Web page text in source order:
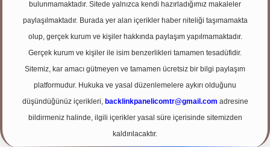
bulunmamaktadır. Sitede yalnızca kendi hazırladığımız makaleler
paylaşılmaktadır. Burada yer alan içerikler haber niteliği taşımamakta
olup, gerçek kurum ve kişiler hakkında paylaşım yapılmamaktadır.
Gerçek kurum ve kişiler ile isim benzerlikleri tamamen tesadüfidir.
Sitemiz, kar amacı gütmeyen ve tamamen ücretsiz bir bilgi paylaşım
platformudur. Hukuka ve yasal düzenlemelere aykırı olduğunu
düşündüğünüz içerikleri, backlinkpanelicomtr@gmail.com adresine
bildirmeniz halinde, ilgili içerikler yasal süre içerisinde sitemizden
kaldırılacaktır.